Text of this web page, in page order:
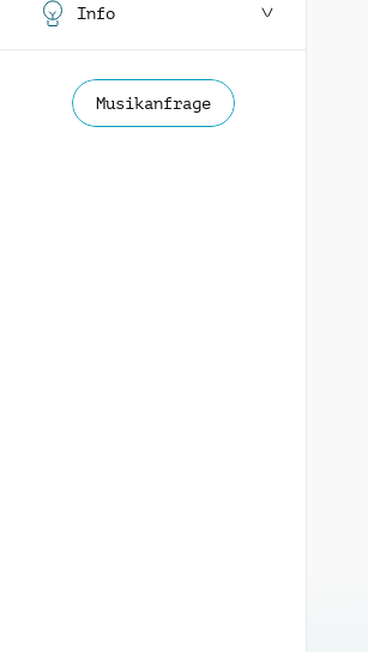
Info
Musikanfrage